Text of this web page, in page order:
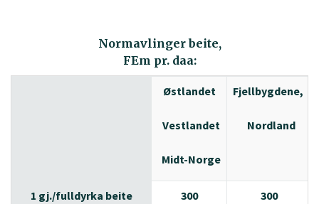
Normavlinger beite,
FEm pr. daa:
Østlandet
Vestlandet
Midt-Norge
Fjellbygdene,
Nordland
1 gj./fulldyrka beite 300 300